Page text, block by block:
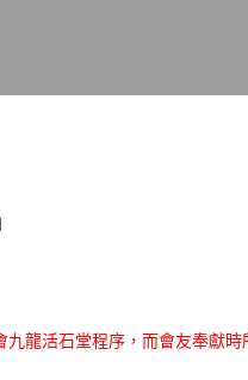
龍活石堂程序，而會友奉獻時